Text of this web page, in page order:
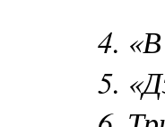
4.
5.